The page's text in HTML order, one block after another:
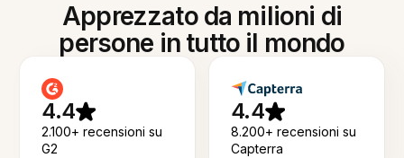
Apprezzato da milioni di
persone in tutto il mondo
4.4
2.100+ recensioni su
G2
4.4
8.200+ recensioni su
Capterra